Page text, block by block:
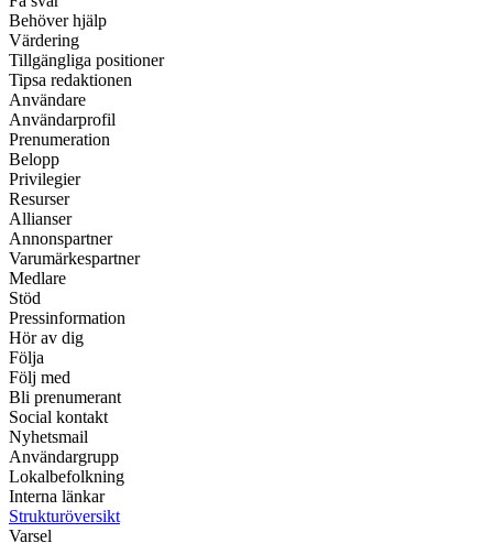
Behöver hjälp
Värdering
Tillgängliga positioner
Tipsa redaktionen
Användare
Användarprofil
Prenumeration
Belopp
Privilegier
Resurser
Allianser
Annonspartner
Varumärkespartner
Medlare
Stöd
Pressinformation
Hör av dig
Följa
Följ med
Bli prenumerant
Social kontakt
Nyhetsmail
Användargrupp
Lokalbefolkning
Interna länkar
Strukturöversikt
Varsel